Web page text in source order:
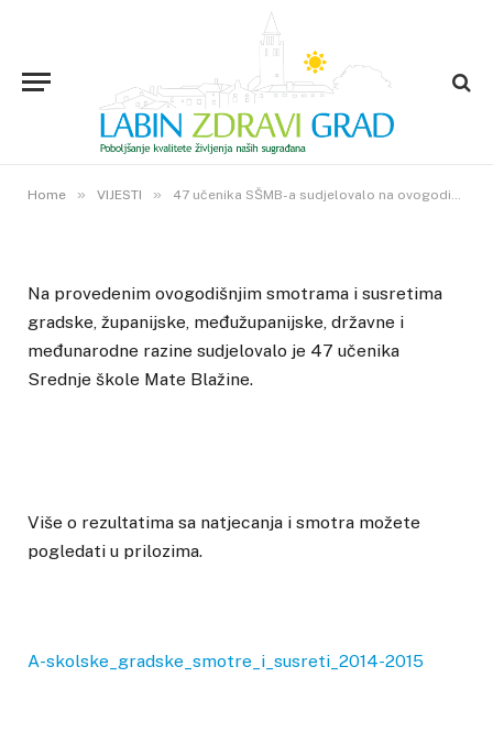
Home » VIJESTI » 47 učenika SŠMB-a sudjelovalo na ovogodišnjim susretima i smotrama u 2015.
47 učenika SŠMB-a sudjelovalo
na ovogodišnjim susretima i
smotrama u 2015.
19. SVIBNJA 2015. 0VIEWS
Na provedenim ovogodišnjim smotrama i susretima
gradske, županijske, međužupanijske, državne i
međunarodne razine sudjelovalo je 47 učenika
Srednje škole Mate Blažine.
Više o rezultatima sa natjecanja i smotra možete
pogledati u prilozima.
A-skolske_gradske_smotre_i_susreti_2014-2015